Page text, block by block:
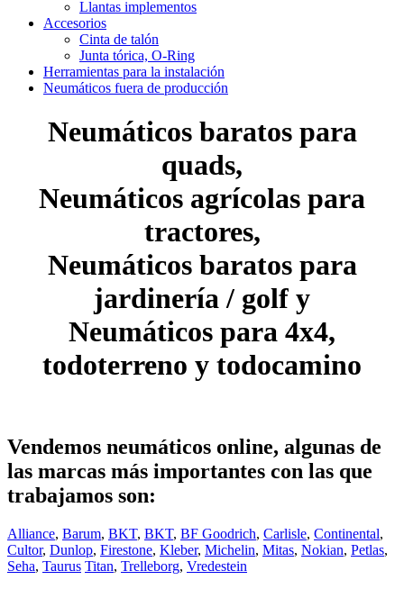
Llantas implementos
Accesorios
Cinta de talón
Junta tórica, O-Ring
Herramientas para la instalación
Neumáticos fuera de producción
Neumáticos baratos para
quads,
Neumáticos agrícolas para
tractores,
Neumáticos baratos para
jardinería / golf y
Neumáticos para 4x4,
todoterreno y todocamino
Vendemos neumáticos online, algunas de
las marcas más importantes con las que
trabajamos son:
Alliance, Barum, BKT, BKT, BF Goodrich, Carlisle, Continental,
Cultor, Dunlop, Firestone, Kleber, Michelin, Mitas, Nokian, Petlas,
Seha, Taurus Titan, Trelleborg, Vredestein